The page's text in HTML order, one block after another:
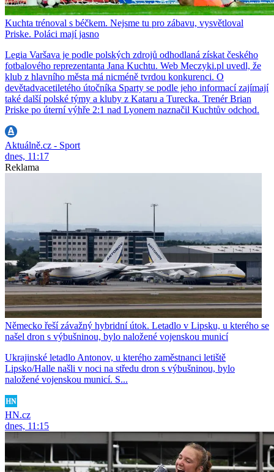
Kuchta trénoval s béčkem. Nejsme tu pro zábavu, vysvětloval
Priske. Poláci mají jasno
Legia Varšava je podle polských zdrojů odhodlaná získat českého
fotbalového reprezentanta Jana Kuchtu. Web Meczyki.pl uvedl, že
klub z hlavního města má nicméně tvrdou konkurenci. O
devětadvacetiletého útočníka Sparty se podle jeho informací zajímají
také další polské týmy a kluby z Kataru a Turecka. Trenér Brian
Priske po úterní výhře 2:1 nad Lyonem naznačil Kuchtův odchod.
Aktuálně.cz - Sport
dnes, 11:17
Reklama
Německo řeší závažný hybridní útok. Letadlo v Lipsku, u kterého se
našel dron s výbušninou, bylo naložené vojenskou municí
Ukrajinské letadlo Antonov, u kterého zaměstnanci letiště
Lipsko/Halle našli v noci na středu dron s výbušninou, bylo
naložené vojenskou municí. S...
HN.cz
dnes, 11:15